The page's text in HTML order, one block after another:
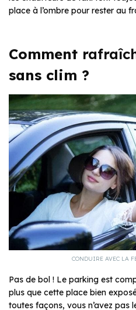
place à l’ombre pour rester au
Comment
sans clim ?
CONDUIRE AVEC LA
Pas de bol ! Le parking est
plus que cette place bien
toutes façons, vous n’avez pas